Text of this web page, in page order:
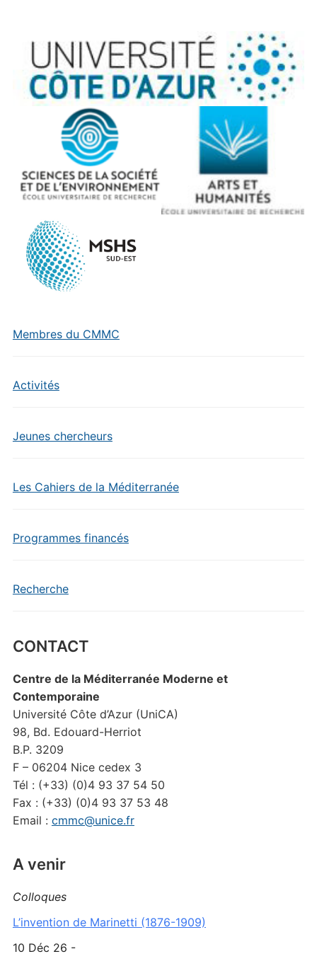
Membres du CMMC
Activités
Jeunes chercheurs
Les Cahiers de la Méditerranée
Programmes financés
Recherche
CONTACT
Centre de la Méditerranée Moderne et
Contemporaine
Université Côte d’Azur (UniCA)
98, Bd. Edouard-Herriot
B.P. 3209
F – 06204 Nice cedex 3
Tél : (+33) (0)4 93 37 54 50
Fax : (+33) (0)4 93 37 53 48
Email : cmmc@unice.fr
A venir
Colloques
L’invention de Marinetti (1876-1909)
10 Déc 26 -